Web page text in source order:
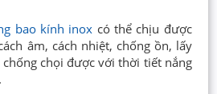
bao kính inox có thể chịu được
âm, cách nhiệt, chống ồn, lấy
chọi được với thời tiết nắng